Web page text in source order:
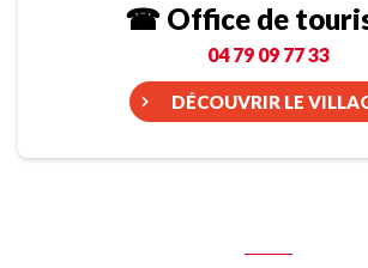
☎ Office de
04 79 09 77 33
DÉCOUVRIR LE